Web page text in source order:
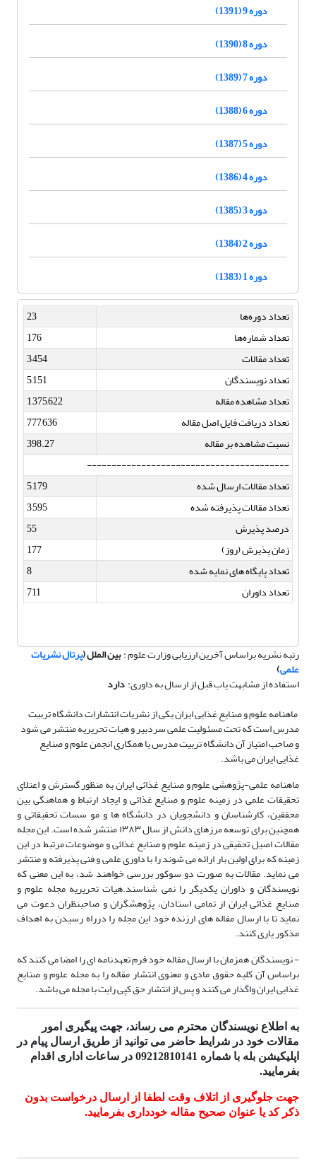
دوره 9 (1391)
دوره 8 (1390)
دوره 7 (1389)
دوره 6 (1388)
دوره 5 (1387)
دوره 4 (1386)
دوره 3 (1385)
دوره 2 (1384)
دوره 1 (1383)
تعداد دوره‌ها
23
تعداد شماره‌ها
176
تعداد مقالات
3,454
تعداد نویسندگان
5,151
تعداد مشاهده مقاله
1,375,622
تعداد دریافت فایل اصل مقاله
777,636
نسبت مشاهده بر مقاله
398.27
-----------------------------------------
تعداد مقالات ارسال شده
5,179
تعداد مقالات پذیرفته شده
3,595
درصد پذیرش
55
زمان پذیرش (روز)
177
تعداد پایگاه های نمایه شده
8
تعداد داوران
711
رتبه نشریه براساس آخرین ارزیابی وزارت علوم :بین الملل(پرتال نشریات
علمی)
استفاده از مشابهت یاب قبل از ارسال به داوری:دارد
ماهنامه علوم و صنایع غذایی ایران یکی از نشریات انتشارات دانشگاه تربیت
مدرس است که تحت مسئولیت علمی سردبیر و هیات تحریریه منتشر می شود
و صاحب امتیاز آن دانشگاه تربیت مدرس با همکاری انجمن علوم و صنایع
غذایی ایران می باشد.
ماهنامه علمی-پژوهشی علوم و صنایع غذائی ایران به منظور گسترش و اعتلای
تحقیقات علمی در زمینه علوم و صنایع غذائی و ایجاد ارتباط و هماهنگی بین
محققین، کارشناسان و دانشجویان در دانشگاه ها و مو سسات تحقیقاتی و
همچنین برای توسعه مرزهای دانش از سال ۱۳۸۳ منتشر شده است. این مجله
مقالات اصیل تحقیقی در زمینه علوم و صنایع غذائی و موضوعات مرتبط در این
زمینه که برای اولین بار ارائه می شوند را با داوری علمی و فنی پذیرفته و منتشر
می نماید. مقالات به صورت دو سوکور بررسی خواهند شد، به این معنی که
نویسندگان و داوران یکدیگر را نمی شناسند.هیات تحریریه مجله علوم و
صنایع غذائی ایران از تمامی استادان، پژوهشگران و صاحبنظران دعوت می
نماید تا با ارسال مقاله های ارزنده خود این مجله را درراه رسیدن به اهداف
مذکور یاری کنند.
- نویسندگان همزمان با ارسال مقاله خود فرم تعهدنامه ای را امضا می کنند که
براساس آن کلیه حقوق مادی و معنوی انتشار مقاله را به مجله علوم و صنایع
غذایی ایران واگذار می کنند و پس از انتشار حق کپی رایت با مجله می باشد.
به اطلاع نویسندگان محترم می رساند، جهت پیگیری امور
مقالات خود در شرایط حاضر می توانید از طریق ارسال پیام در
اپلیکیشن بله با شماره 09212810141 در ساعات اداری اقدام
بفرمایید.
جهت جلوگیری از اتلاف وقت لطفا از ارسال درخواست بدون
ذکر کد یا عنوان صحیح مقاله خودداری بفرمایید.